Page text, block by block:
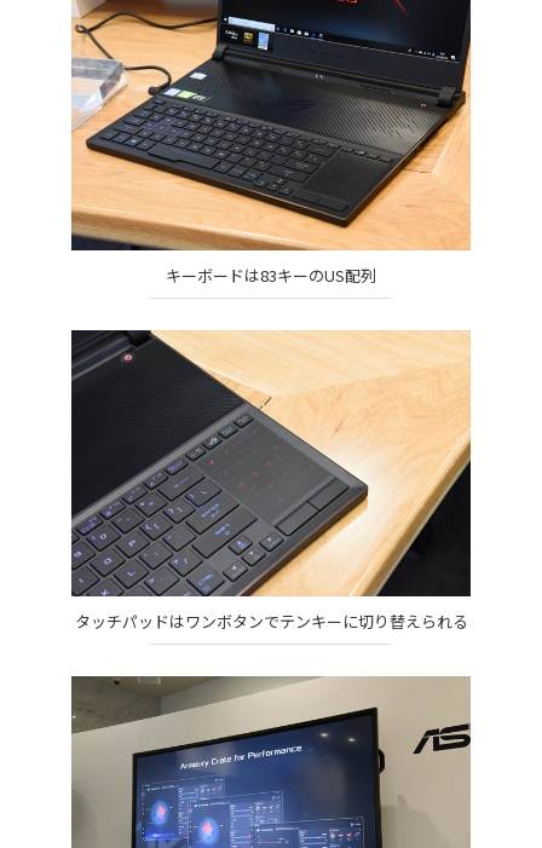
キーボードは83キーのUS配列
タッチパッドはワンボタンでテンキーに切り替えられる